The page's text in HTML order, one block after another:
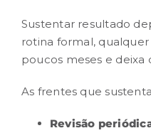
Sustentar resultado
rotina formal,
poucos meses e
As frentes que
Revisão